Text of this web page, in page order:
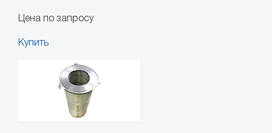
Цена по запросу
Купить